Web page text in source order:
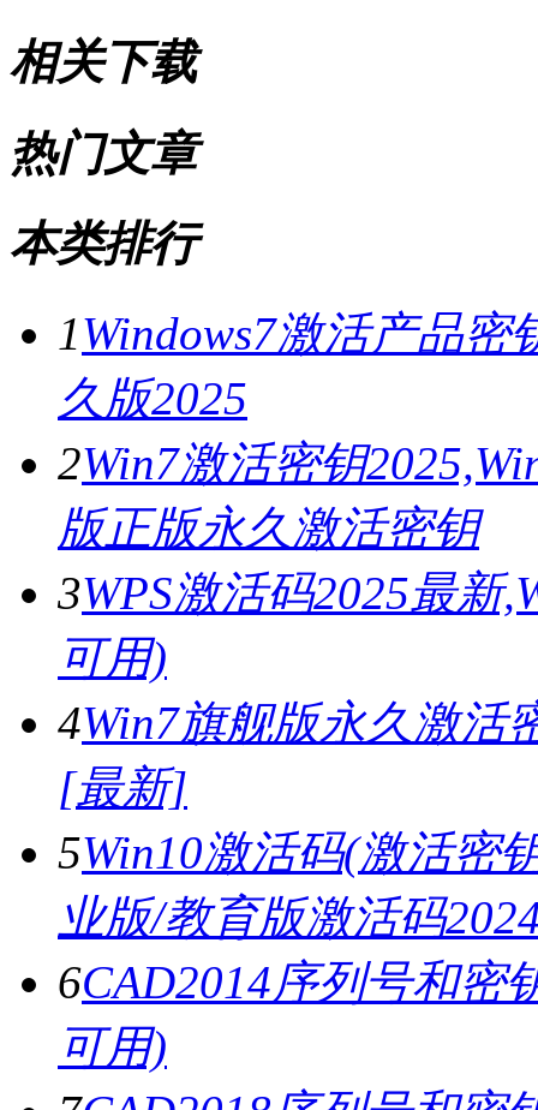
相关下载
热门文章
本类排行
1Windows7激活产品密
久版2025
2Win7激活密钥
版正版永久激活密钥
3WPS激活码2025最新
可用)
4Win7旗舰版永久激活
[最新]
5Win10激活码(激活密
业版/教育版激活码
6CAD2014序列号和密
可用)